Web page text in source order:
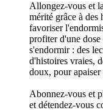
Allongez-vous et
mérité grâce à des
favoriser
profiter d'une
s'endormir : des
d'histoires vraies,
doux, pour
Abonnez-vous et
et détendez-vous